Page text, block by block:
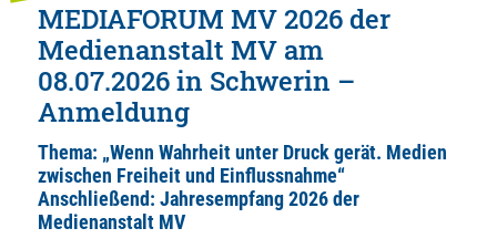
MEDIAFORUM MV 2026 der
Medienanstalt MV am
08.07.2026 in Schwerin –
Anmeldung
Thema: „Wenn Wahrheit unter Druck gerät. Medien
zwischen Freiheit und Einflussnahme“
Anschließend: Jahresempfang 2026 der
Medienanstalt MV